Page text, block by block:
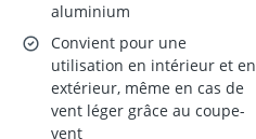
aluminium
Convient pour une
utilisation en intérieur et en
extérieur, même en cas de
vent léger grâce au coupe-
vent